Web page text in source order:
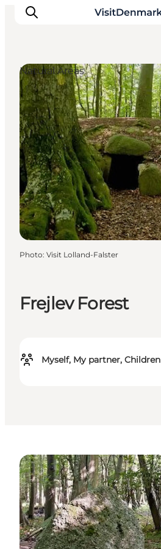
Inspirations
Destinations
Quoi faire
Hébergements
Planifiez votre voyage
Frejlev Forest
Myself, My partner, Children
Natural Areas
Photo: Visit Lolland-Falster